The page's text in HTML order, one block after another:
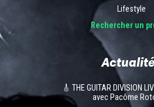
Lifestyle
Rechercher un
🎸 THE GUITAR DIVISION
avec Pacôme